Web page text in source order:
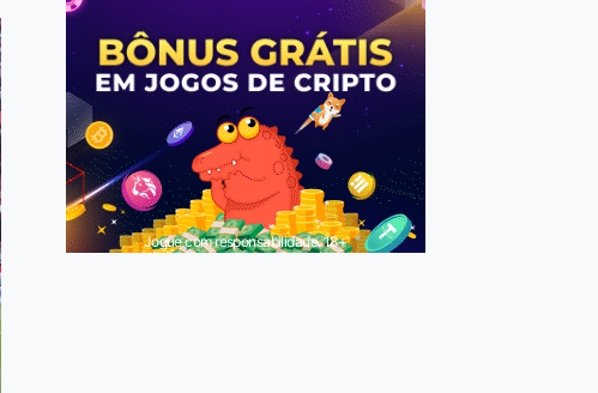
Jogue com responsabilidade. 18+